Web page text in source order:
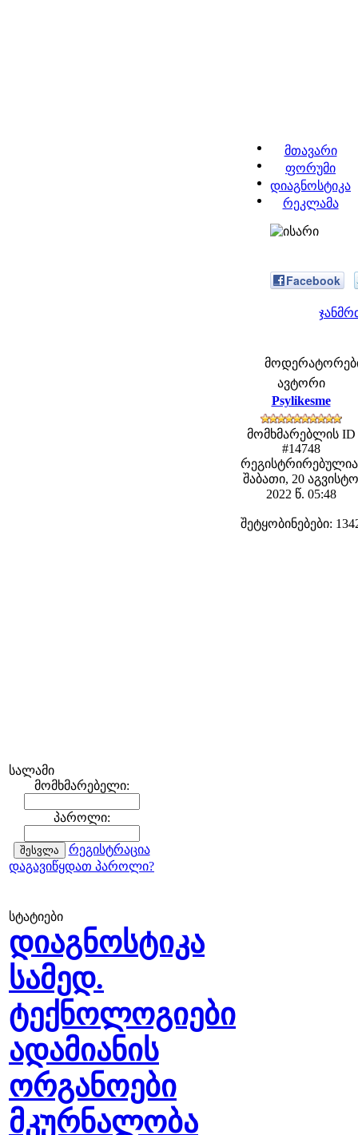
მთავარი
ფორუმი
დიაგნოსტიკა
რეკლამა
სალამი
მომხმარებელი:
პაროლი:
რეგისტრაცია
დაგავიწყდათ პაროლი?
სტატიები
დიაგნოსტიკა
სამედ.
ტექნოლოგიები
ადამიანის
ორგანოები
მკურნალობა
Facebook
მოდერატორები:
ავტორი
Psylikesme
მომხმარებლის ID
#14748
შაბათი, 20 აგვისტო
2022 წ. 05:48
შეტყობინებები: